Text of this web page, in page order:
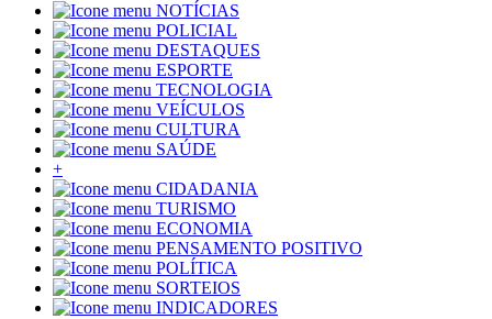
NOTÍCIAS
POLICIAL
DESTAQUES
ESPORTE
TECNOLOGIA
VEÍCULOS
CULTURA
SAÚDE
+
CIDADANIA
TURISMO
ECONOMIA
PENSAMENTO POSITIVO
POLÍTICA
SORTEIOS
INDICADORES